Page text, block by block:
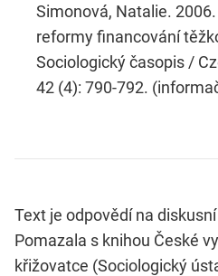
Simonová, Natalie.
reformy financování
Sociologický časopis /
42 (4): 790-792.
Text je odpovědí na
Pomazala s knihou České
křižovatce (Sociologický